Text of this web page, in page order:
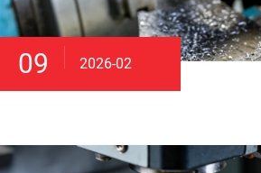
09 2026-02